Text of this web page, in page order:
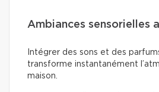
Ambiances sensorielles
Intégrer des sons et des
transforme instantanément
maison.